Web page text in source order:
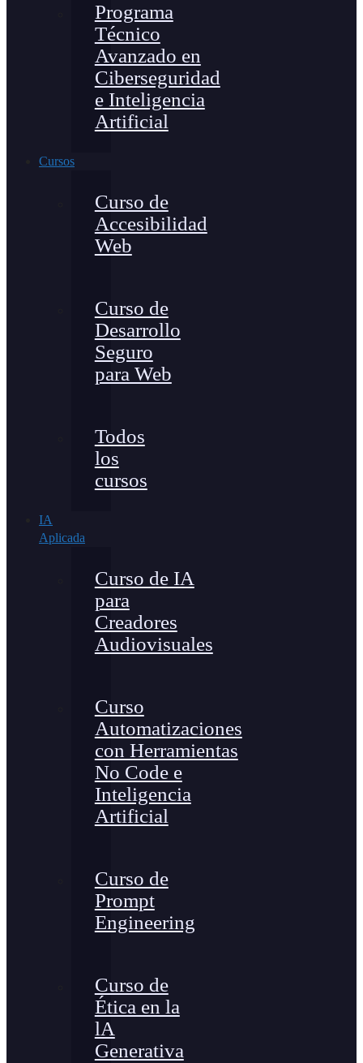
Programa
Técnico
Avanzado en
Ciberseguridad
e Inteligencia
Artificial
Cursos
Curso de
Accesibilidad
Web
Curso de
Desarrollo
Seguro
para Web
Todos
los
cursos
IA
Aplicada
Curso de IA
para
Creadores
Audiovisuales
Curso
Automatizaciones
con Herramientas
No Code e
Inteligencia
Artificial
Curso de
Prompt
Engineering
Curso de
Ética en la
lA
Generativa